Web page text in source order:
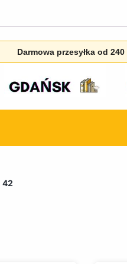
Darmowa przesyłka od 240
42